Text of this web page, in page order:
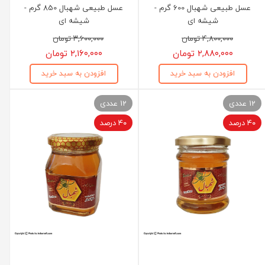
عسل طبیعی شهبال 600 گرم -
شیشه ای
۴,۸۰۰,۰۰۰ تومان
۲,۸۸۰,۰۰۰ تومان
افزودن به سبد خرید
عسل طبیعی شهبال 850 گرم -
شیشه ای
۳,۶۰۰,۰۰۰ تومان
۲,۱۶۰,۰۰۰ تومان
افزودن به سبد خرید
12 عددی
۴۰ درصد
12 عددی
۴۰ درصد